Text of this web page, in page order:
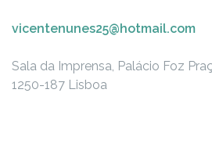
vicentenunes25@hotmail.com
Sala da Imprensa, Palácio Foz
1250-187 Lisboa